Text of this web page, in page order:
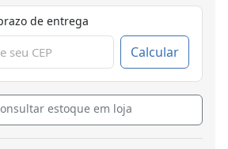
de entrega
Calcular
estoque em loja